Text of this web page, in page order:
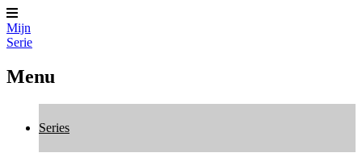
Mijn
Serie
Menu
Series